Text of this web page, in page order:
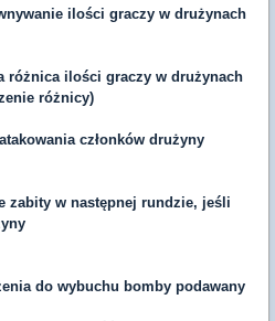
ilości graczy w drużynach
różnica ilości graczy w drużynach
różnicy)
członków drużyny
zabity w następnej rundzie, jeśli
do wybuchu bomby podawany